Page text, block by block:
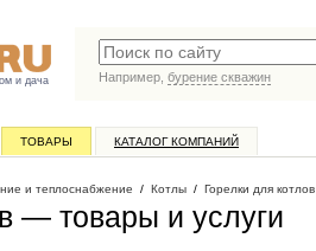
и дача
Например, бурение скважин
ТОВАРЫ КАТАЛОГ КОМПАНИЙ
и теплоснабжение / Котлы / Горелки для котлов
— товары и услуги